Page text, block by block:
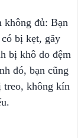
không đủ: Bạn
bị kẹt, gãy
bị khô do đệm
đó, bạn cũng
treo, không kín